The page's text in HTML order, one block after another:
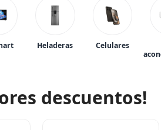
Heladeras Celulares
descuentos!